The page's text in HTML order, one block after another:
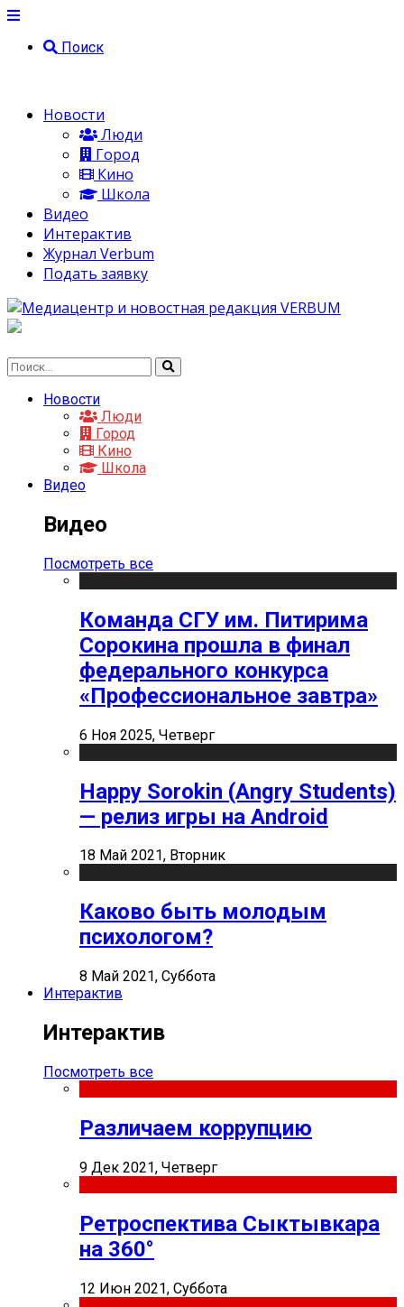
Поиск
Новости
Люди
Город
Кино
Школа
Видео
Интерактив
Журнал Verbum
Подать заявку
Новости
Люди
Город
Кино
Школа
Видео
Видео
Посмотреть все
Команда СГУ им. Питирима
Сорокина прошла в финал
федерального конкурса
«Профессиональное завтра»
6 Ноя 2025, Четверг
Happy Sorokin (Angry Students)
— релиз игры на Android
18 Май 2021, Вторник
Каково быть молодым
психологом?
8 Май 2021, Суббота
Интерактив
Интерактив
Посмотреть все
Различаем коррупцию
9 Дек 2021, Четверг
Ретроспектива Сыктывкара
на 360°
12 Июн 2021, Суббота